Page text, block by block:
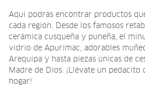
Aquí podrás encontrar productos
cada región. Desde los famosos
cerámica cusqueña y puneña, el
vidrio de Apurímac, adorables
Arequipa y hasta piezas únicas de
Madre de Dios. ¡Llévate un
hogar!